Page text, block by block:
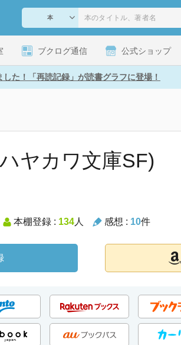
ブクログ通信 公式ショップ
した！「再読記録」が読書グラフに登場！
ヤカワ文庫SF)
本棚登録 : 134人 感想 : 10件